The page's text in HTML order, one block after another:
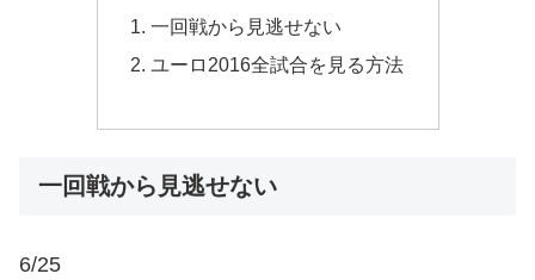
一回戦から見逃せない
ユーロ2016全試合を見る方法
一回戦から見逃せない
6/25